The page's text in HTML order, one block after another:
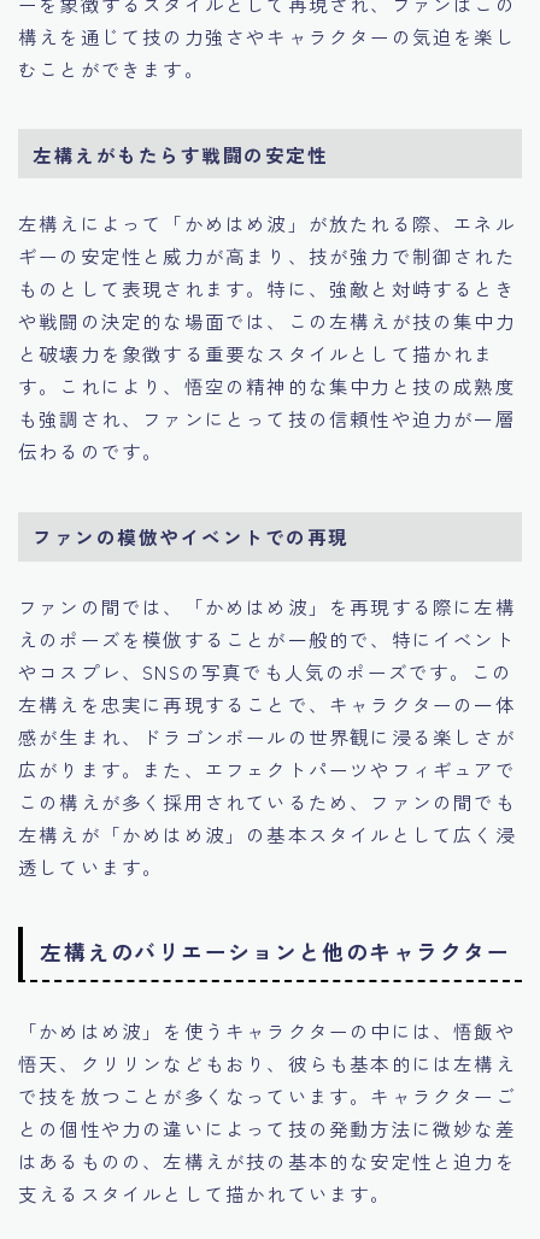
構えを通じて技の力強さやキャラクターの気迫を楽し
むことができます。
左構えがもたらす戦闘の安定性
左構えによって「かめはめ波」が放たれる際、エネル
ギーの安定性と威力が高まり、技が強力で制御された
ものとして表現されます。特に、強敵と対峙するとき
や戦闘の決定的な場面では、この左構えが技の集中力
と破壊力を象徴する重要なスタイルとして描かれま
す。これにより、悟空の精神的な集中力と技の成熟度
も強調され、ファンにとって技の信頼性や迫力が一層
伝わるのです。
ファンの模倣やイベントでの再現
ファンの間では、「かめはめ波」を再現する際に左構
えのポーズを模倣することが一般的で、特にイベント
やコスプレ、SNSの写真でも人気のポーズです。この
左構えを忠実に再現することで、キャラクターの一体
感が生まれ、ドラゴンボールの世界観に浸る楽しさが
広がります。また、エフェクトパーツやフィギュアで
この構えが多く採用されているため、ファンの間でも
左構えが「かめはめ波」の基本スタイルとして広く浸
透しています。
左構えのバリエーションと他のキャラクター
「かめはめ波」を使うキャラクターの中には、悟飯や
悟天、クリリンなどもおり、彼らも基本的には左構え
で技を放つことが多くなっています。キャラクターご
との個性や力の違いによって技の発動方法に微妙な差
はあるものの、左構えが技の基本的な安定性と迫力を
支えるスタイルとして描かれています。